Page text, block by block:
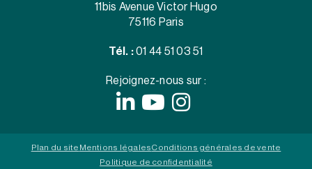
11bis Avenue Victor Hugo
75116 Paris
Tél. : 01 44 51 03 51
Rejoignez-nous sur :
Plan du site Mentions légalesConditions générales de vente
Politique de confidentialité